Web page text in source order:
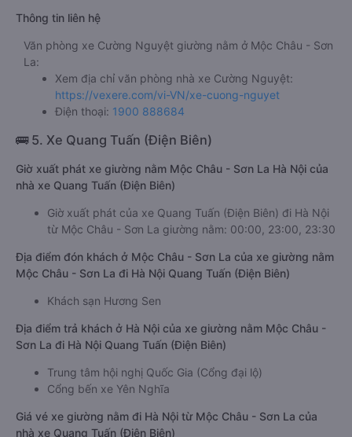
Thông tin liên hệ
Văn phòng xe Cường Nguyệt giường nằm ở Mộc Châu - Sơn
La:
Xem địa chỉ văn phòng nhà xe Cường Nguyệt:
https://vexere.com/vi-VN/xe-cuong-nguyet
Điện thoại: 1900 888684
🚌 5. Xe Quang Tuấn (Điện Biên)
Giờ xuất phát xe giường nằm Mộc Châu - Sơn La Hà Nội của
nhà xe Quang Tuấn (Điện Biên)
Giờ xuất phát của xe Quang Tuấn (Điện Biên) đi Hà Nội
từ Mộc Châu - Sơn La giường nằm: 00:00, 23:00, 23:30
Địa điểm đón khách ở Mộc Châu - Sơn La của xe giường nằm
Mộc Châu - Sơn La đi Hà Nội Quang Tuấn (Điện Biên)
Khách sạn Hương Sen
Địa điểm trả khách ở Hà Nội của xe giường nằm Mộc Châu -
Sơn La đi Hà Nội Quang Tuấn (Điện Biên)
Trung tâm hội nghị Quốc Gia (Cổng đại lộ)
Cổng bến xe Yên Nghĩa
Giá vé xe giường nằm đi Hà Nội từ Mộc Châu - Sơn La của
nhà xe Quang Tuấn (Điện Biên)